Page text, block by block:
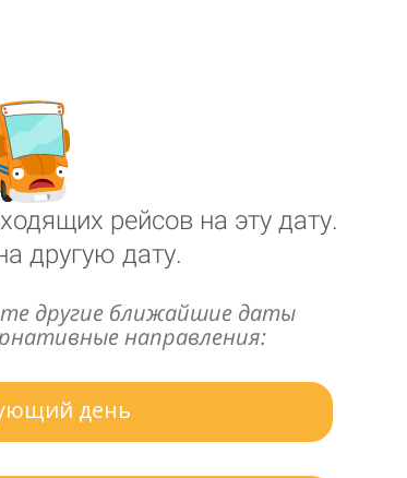
рейсов на эту дату.
другую дату.
другие ближайшие даты
направления:
день